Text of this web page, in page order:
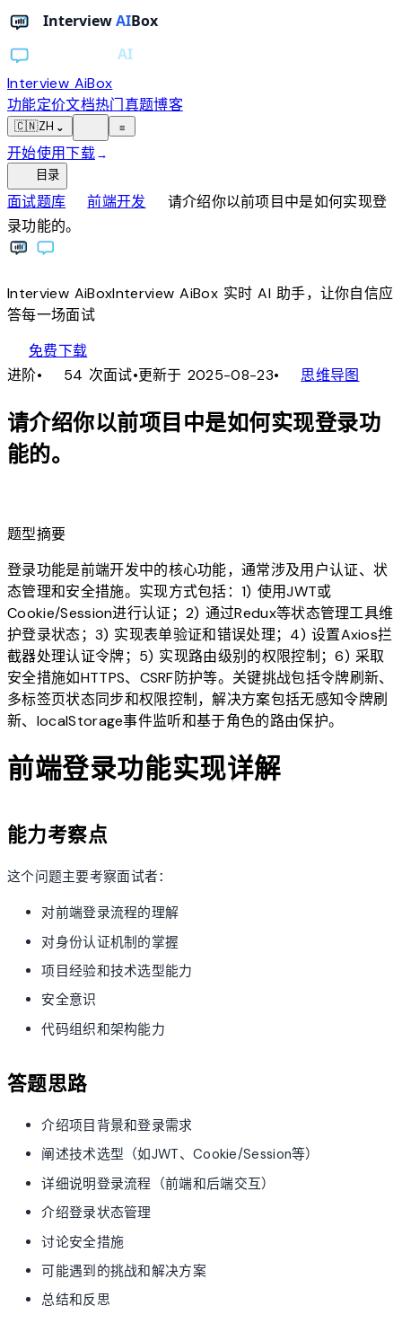
Interview AiBox
功能定价文档热门真题博客
🇨🇳ZH ⌄ ≡
开始使用下载→
目录
面试题库chevron_right前端开发chevron_right
请介绍你以前项目中是如何实现登
录功能的。
Interview AiBoxInterviewAiBox实时 AI 助手，让你自信应
答每一场面试
免费下载
进阶• 54 次面试•更新于 2025-08-23• account_tree思维导图
请介绍你以前项目中是如何实现登录功
能的。
题型摘要
登录功能是前端开发中的核心功能，通常涉及用户认证、状
态管理和安全措施。实现方式包括：1) 使用JWT或
Cookie/Session进行认证；2) 通过Redux等状态管理工具维
护登录状态；3) 实现表单验证和错误处理；4) 设置Axios拦
截器处理认证令牌；5) 实现路由级别的权限控制；6) 采取
安全措施如HTTPS、CSRF防护等。关键挑战包括令牌刷新、
多标签页状态同步和权限控制，解决方案包括无感知令牌刷
新、localStorage事件监听和基于角色的路由保护。
前端登录功能实现详解
能力考察点
这个问题主要考察面试者：
对前端登录流程的理解
对身份认证机制的掌握
项目经验和技术选型能力
安全意识
代码组织和架构能力
答题思路
介绍项目背景和登录需求
阐述技术选型（如JWT、Cookie/Session等）
详细说明登录流程（前端和后端交互）
介绍登录状态管理
讨论安全措施
可能遇到的挑战和解决方案
总结和反思